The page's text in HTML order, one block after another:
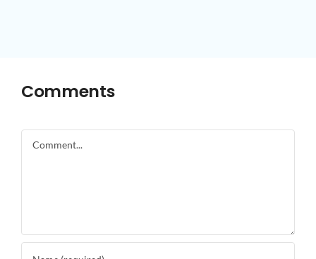
Comments
Comment